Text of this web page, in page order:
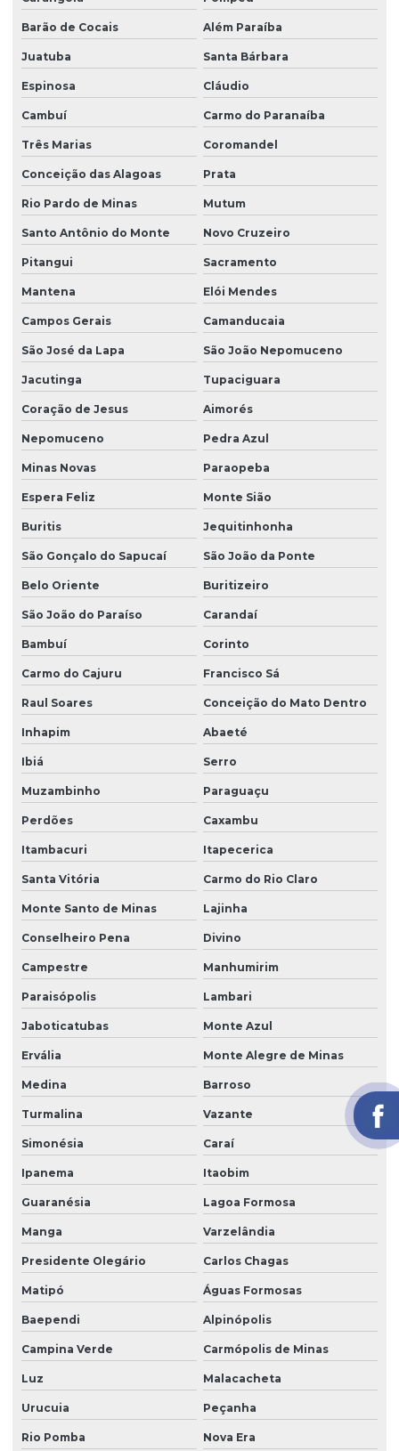
Barão de Cocais Além Paraíba
Juatuba Santa Bárbara
Espinosa Cláudio
Cambuí Carmo do Paranaíba
Três Marias Coromandel
Conceição das Alagoas Prata
Rio Pardo de Minas Mutum
Santo Antônio do Monte Novo Cruzeiro
Pitangui Sacramento
Mantena Elói Mendes
Campos Gerais Camanducaia
São José da Lapa São João Nepomuceno
Jacutinga Tupaciguara
Coração de Jesus Aimorés
Nepomuceno Pedra Azul
Minas Novas Paraopeba
Espera Feliz Monte Sião
Buritis Jequitinhonha
São Gonçalo do Sapucaí São João da Ponte
Belo Oriente Buritizeiro
São João do Paraíso Carandaí
Bambuí Corinto
Carmo do Cajuru Francisco Sá
Raul Soares Conceição do Mato Dentro
Inhapim Abaeté
Ibiá Serro
Muzambinho Paraguaçu
Perdões Caxambu
Itambacuri Itapecerica
Santa Vitória Carmo do Rio Claro
Monte Santo de Minas Lajinha
Conselheiro Pena Divino
Campestre Manhumirim
Paraisópolis Lambari
Jaboticatubas Monte Azul
Ervália Monte Alegre de Minas
Medina Barroso
Turmalina Vazante
Simonésia Caraí
Ipanema Itaobim
Guaranésia Lagoa Formosa
Manga Varzelândia
Presidente Olegário Carlos Chagas
Matipó Águas Formosas
Baependi Alpinópolis
Campina Verde Carmópolis de Minas
Luz Malacacheta
Urucuia Peçanha
Rio Pomba Nova Era